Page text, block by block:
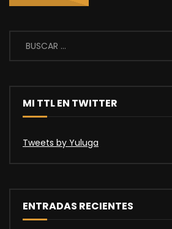
MI TTL EN TWITTER
Tweets by Yuluga
ENTRADAS RECIENTES